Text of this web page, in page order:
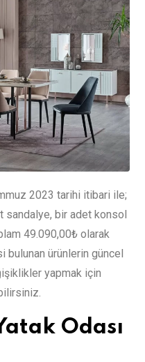
2023 tarihi itibari ile;
sandalye, bir adet konsol
49.090,00₺ olarak
bulunan ürünlerin güncel
yapmak için
Odası